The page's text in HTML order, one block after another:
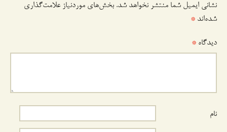
نشانی ایمیل شما منتشر نخواهد شد. بخش‌های موردنیاز علامت‌گذاری
شده‌اند *
دیدگاه *
نام